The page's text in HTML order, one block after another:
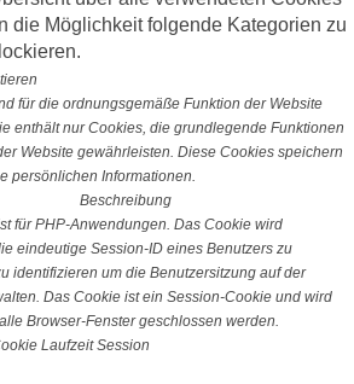
die Möglichkeit folgende Kategorien zu
für die ordnungsgemäße Funktion der Website
enthält nur Cookies, die grundlegende Funktionen
Website gewährleisten. Diese Cookies speichern
persönlichen Informationen.
Beschreibung
für PHP-Anwendungen. Das Cookie wird
eindeutige Session-ID eines Benutzers zu
identifizieren um die Benutzersitzung auf der
Das Cookie ist ein Session-Cookie und wird
Browser-Fenster geschlossen werden.
Laufzeit Session